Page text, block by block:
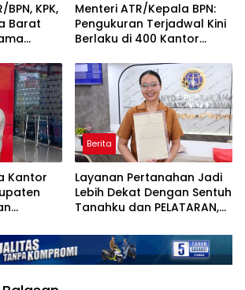
KPK,
Barat
Menteri ATR/Kepala BPN:
Pengukuran Terjadwal Kini
Berlaku di 400 Kantor
Kantor
Berita
Layanan Pertanahan Jadi
Lebih Dekat Dengan Sentuh
Tanahku dan PELATARAN,
Soal BPN